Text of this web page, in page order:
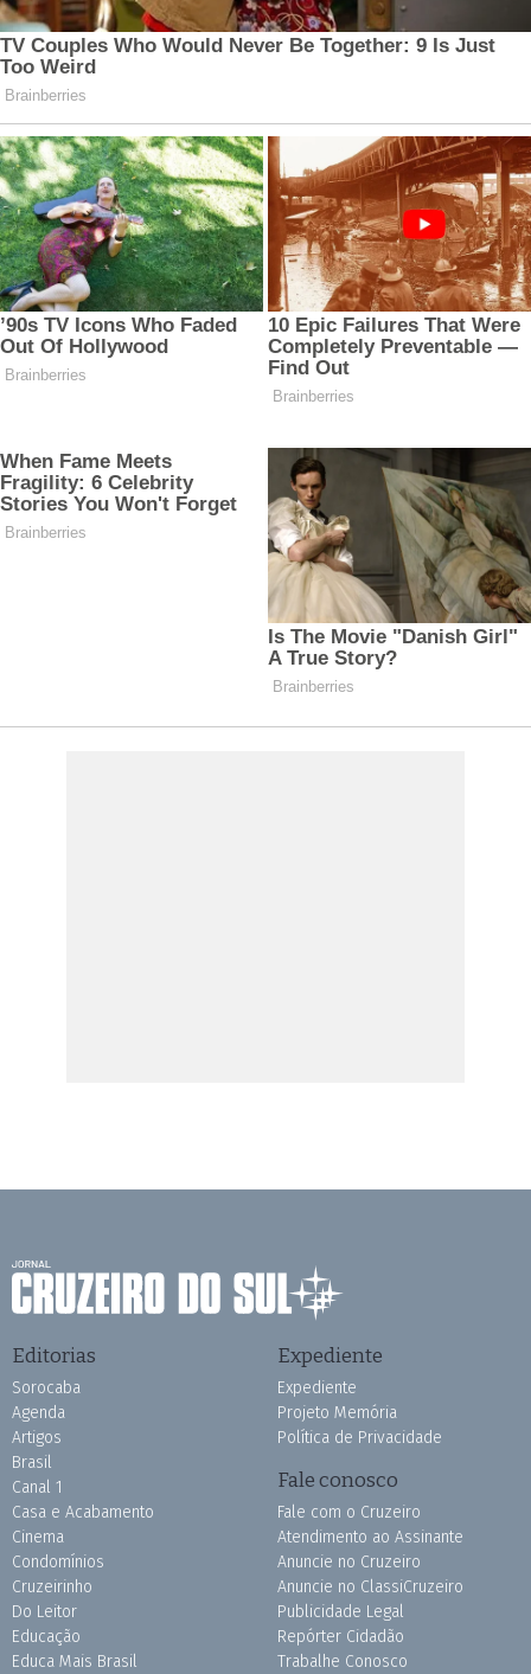
Editorias
Sorocaba
Agenda
Artigos
Brasil
Canal 1
Casa e Acabamento
Cinema
Condomínios
Cruzeirinho
Do Leitor
Educação
Educa Mais Brasil
Expediente
Expediente
Projeto Memória
Política de Privacidade
Fale conosco
Fale com o Cruzeiro
Atendimento ao Assinante
Anuncie no Cruzeiro
Anuncie no ClassiCruzeiro
Publicidade Legal
Repórter Cidadão
Trabalhe Conosco